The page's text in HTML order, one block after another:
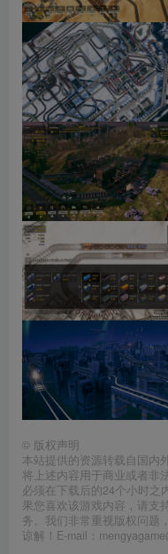
© 版权声明
本站提供的资源转载自国内
将上述内容用于商业或者非
必须在下载后的24个小时之
果您喜欢该游戏内容，请支
务。我们非常重视版权问题
谅解！E-mail：